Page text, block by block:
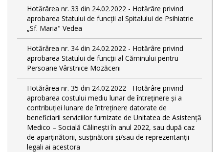
Hotărârea nr. 33 din 24.02.2022 - Hotărâre privind
aprobarea Statului de funcții al Spitalului de Psihiatrie
„Sf. Maria" Vedea
Hotărârea nr. 34 din 24.02.2022 - Hotărâre privind
aprobarea Statului de funcţii al Căminului pentru
Persoane Vârstnice Mozăceni
Hotărârea nr. 35 din 24.02.2022 - Hotărâre privind
aprobarea costului mediu lunar de întreținere și a
contribuției lunare de întreținere datorate de
beneficiarii serviciilor furnizate de Unitatea de Asistență
Medico – Socială Călineşti în anul 2022, sau după caz
de aparținătorii, susținătorii și/sau de reprezentanții
legali ai acestora